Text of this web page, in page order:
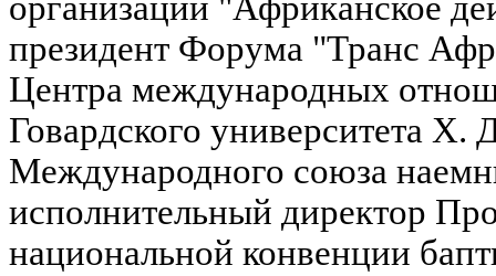
организации "Африканское
президент Форума "Транс
Центра международных
Говардского университета Х.
Международного союза
исполнительный директор
национальной конвенции